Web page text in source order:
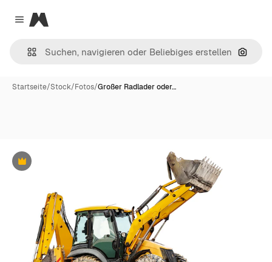
Close menu
Magnific
Nach
Startseite/Stock/Fotos/Großer Radlader oder…
Premium